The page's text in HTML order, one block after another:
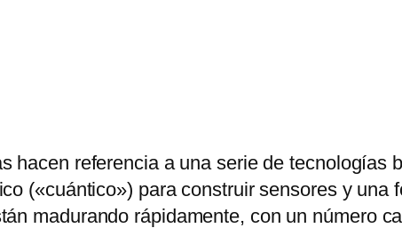
hacen referencia a una serie de
(«cuántico») para construir sensores y
madurando rápidamente, con un número